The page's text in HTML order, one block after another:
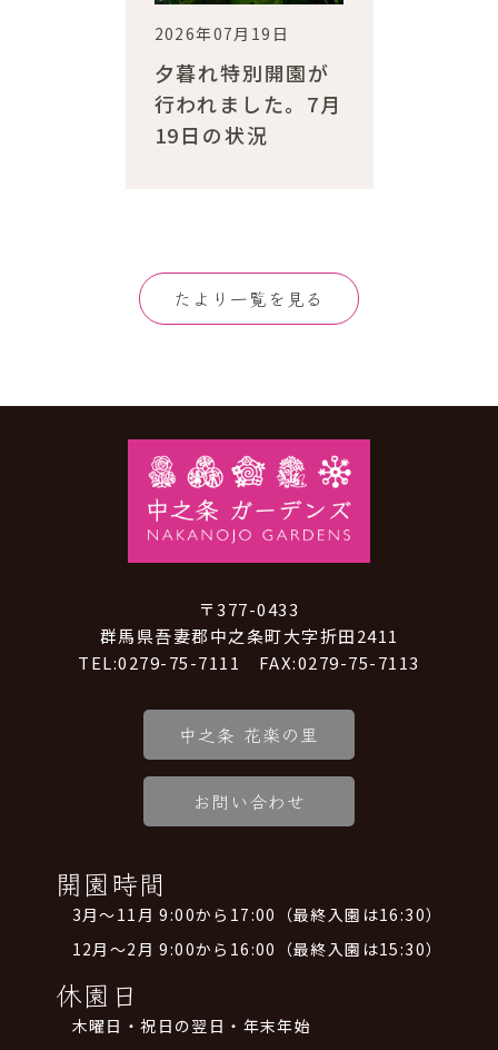
2026年07月19日
夕暮れ特別開園が
行われました。7月
19日の状況
たより一覧を見る
〒377-0433
群馬県吾妻郡中之条町大字折田2411
TEL:0279-75-7111 FAX:0279-75-7113
中之条 花楽の里
お問い合わせ
開園時間
3月～11月 9:00から17:00（最終入園は16:30）
12月～2月 9:00から16:00（最終入園は15:30）
休園日
木曜日・祝日の翌日・年末年始